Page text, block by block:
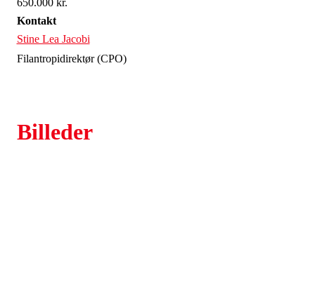
kyndig vejledning.
650.000 kr.
Kontakt
Stine Lea Jacobi
Filantropidirektør (CPO)
Billeder